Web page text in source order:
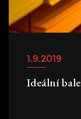
1.9.2019
Ideální